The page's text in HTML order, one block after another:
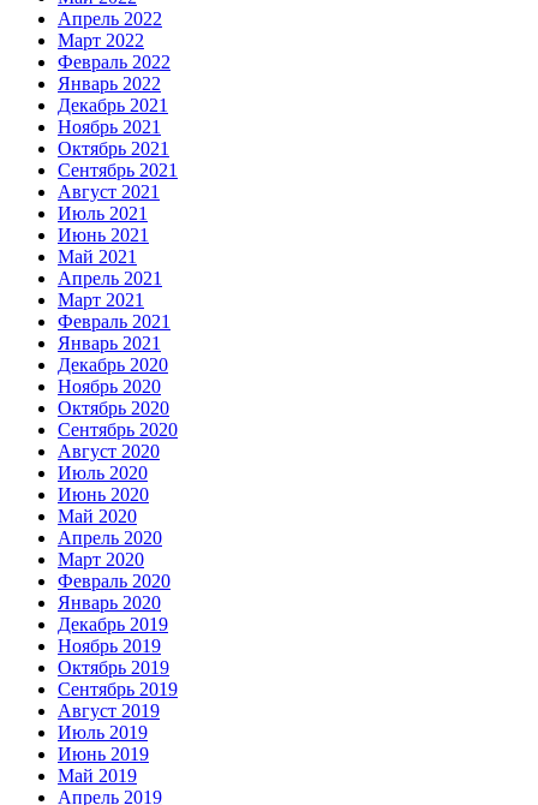
Апрель 2022
Март 2022
Февраль 2022
Январь 2022
Декабрь 2021
Ноябрь 2021
Октябрь 2021
Сентябрь 2021
Август 2021
Июль 2021
Июнь 2021
Май 2021
Апрель 2021
Март 2021
Февраль 2021
Январь 2021
Декабрь 2020
Ноябрь 2020
Октябрь 2020
Сентябрь 2020
Август 2020
Июль 2020
Июнь 2020
Май 2020
Апрель 2020
Март 2020
Февраль 2020
Январь 2020
Декабрь 2019
Ноябрь 2019
Октябрь 2019
Сентябрь 2019
Август 2019
Июль 2019
Июнь 2019
Май 2019
Апрель 2019